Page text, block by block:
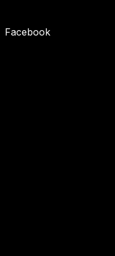
Facebook